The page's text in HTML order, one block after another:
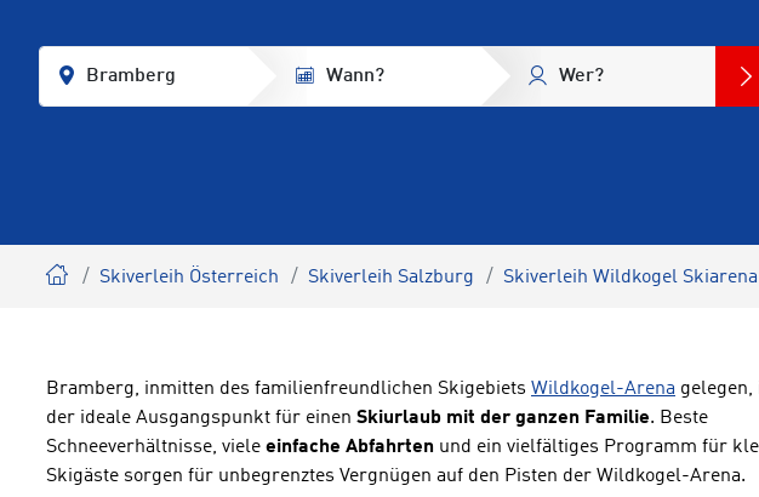
Bramberg Wann? Wer?
Skiverleih Österreich Skiverleih Salzburg Skiverleih Wildkogel Skiarena
Bramberg, inmitten des familienfreundlichen Skigebiets Wildkogel-Arena gelegen,
der ideale Ausgangspunkt für einen Skiurlaub mit der ganzen Familie. Beste
Schneeverhältnisse, viele einfache Abfahrten und ein vielfältiges Programm für
Skigäste sorgen für unbegrenztes Vergnügen auf den Pisten der Wildkogel-Arena.